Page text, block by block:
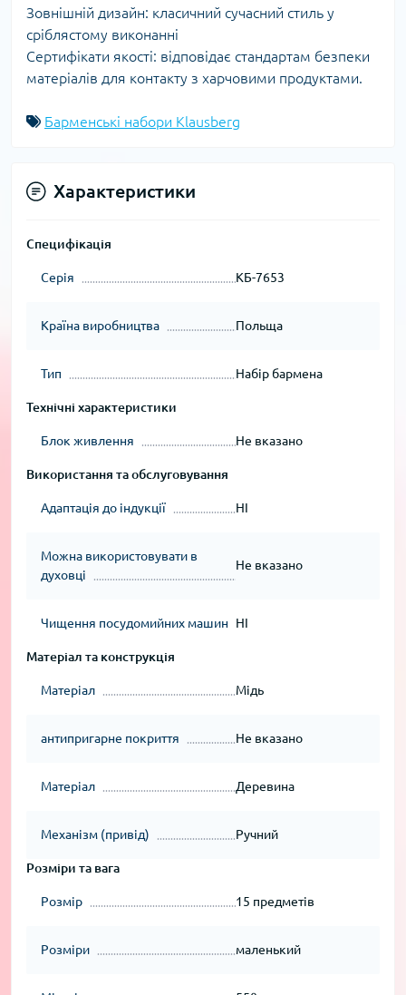
Зовнішній дизайн: класичний сучасний стиль у
сріблястому виконанні
Сертифікати якості: відповідає стандартам безпеки
матеріалів для контакту з харчовими продуктами.
Барменські набори Klausberg
Характеристики
Специфікація
Серія КБ-7653
Країна виробництва Польща
Тип Набір бармена
Технічні характеристики
Блок живлення Не вказано
Використання та обслуговування
Адаптація до індукції НІ
Можна використовувати в
духовці
Не вказано
Чищення посудомийних машин НІ
Матеріал та конструкція
Матеріал Мідь
антипригарне покриття Не вказано
Матеріал Деревина
Механізм (привід) Ручний
Розміри та вага
Розмір 15 предметів
Розміри маленький